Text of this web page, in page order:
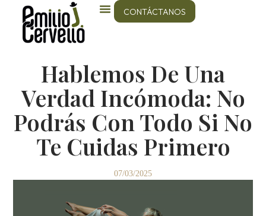
CONTÁCTANOS
Hablemos De Una
Verdad Incómoda: No
Podrás Con Todo Si No
Te Cuidas Primero
07/03/2025